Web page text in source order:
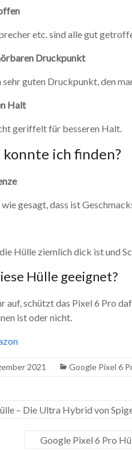
etc. sind alle gut
Druckpunkt
guten Druckpunkt, den
Halt
geriffelt für besseren Halt.
ich finden?
gesagt, dass ist
Hülle ziemlich dick ist und
Hülle geeignet?
auf, schützt das Pixel 6 Pro
ist oder nicht.
2021 Google Pixel 6
– Die Ultra Hybrid von
Google Pixel 6 Pro